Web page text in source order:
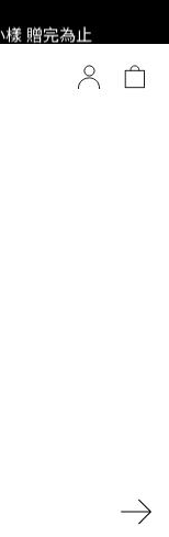
代言
樣 贈完為止
言